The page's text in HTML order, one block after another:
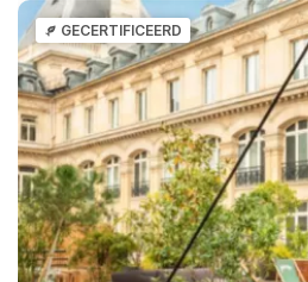
GECERTIFICEERD